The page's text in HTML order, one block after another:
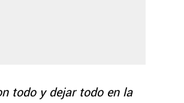
todo y dejar todo en la